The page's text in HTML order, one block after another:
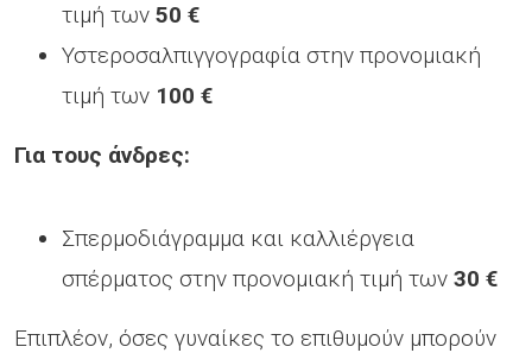
τιμή των 50 €
Υστεροσαλπιγγογραφία στην προνομιακή
τιμή των 100 €
Για τους άνδρες:
Σπερμοδιάγραμμα και καλλιέργεια
σπέρματος στην προνομιακή τιμή των 30 €
Επιπλέον, όσες γυναίκες το επιθυμούν μπορούν